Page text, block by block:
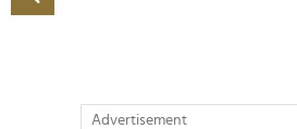
weiteren Daten zusammen, die Sie
Advertisement